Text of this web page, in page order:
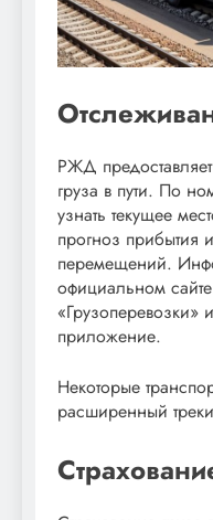
РЖД
груза в пути. По
узнать текущее
прогноз прибытия
перемещений.
официальном
приложение.
Некоторые
расширенный